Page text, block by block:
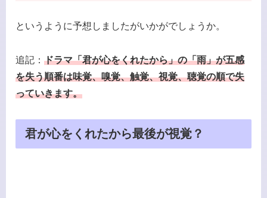
というように予想しましたがいかがでしょうか。
追記： ドラマ「君が心をくれたから」の「雨」が五感
を失う順番は味覚、嗅覚、触覚、視覚、聴覚の順で失
っていきます。
君が心をくれたから最後が視覚？